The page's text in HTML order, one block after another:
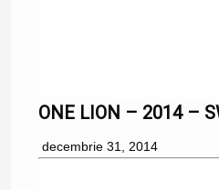
ONE LION – 2014 –
decembrie 31, 2014